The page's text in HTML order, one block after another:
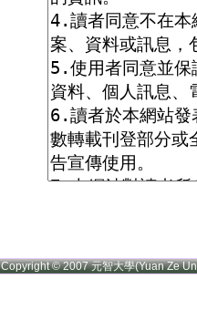
Copyright © 2007 元智大學(Yuan Ze